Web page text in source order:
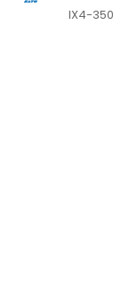
IX4-350